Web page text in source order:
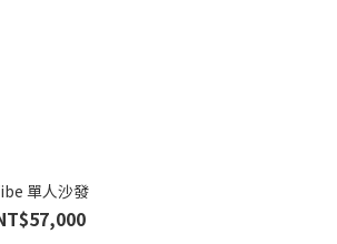
單人沙發